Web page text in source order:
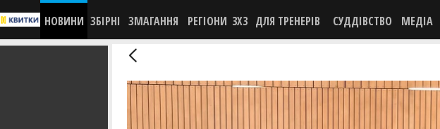
НОВИНИ ЗБІРНІ ЗМАГАННЯ РЕГІОНИ 3X3 ДЛЯ ТРЕНЕРІВ СУДДІВСТВО МЕДІА